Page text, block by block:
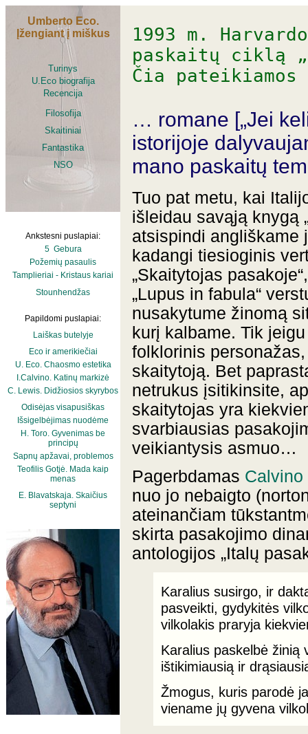
Umberto Eco.
Įžengiant į miškus
Turinys
U.Eco biografija
Recencija
Filosofija
Skaitiniai
Fantastika
NSO
Ankstesni puslapiai:
5 Gebura
Požemių pasaulis
Tamplieriai - Kristaus kariai
Stounhendžas
Papildomi puslapiai:
Laiškas butelyje
Eco ir amerikiečiai
U. Eco. Chaosmo estetika
I.Calvino. Katinų markizė
C. Lewis. Didžiosios skyrybos
Odisėjas visapusiškas
Išsigelbėjimas nuodėme
H. Toro. Gyvenimas be
principų
Sapnų apžavai, problemos
Teofilis Gotjė. Mada kaip
menas
E. Blavatskaja. Skaičius
septyni
1993 m.
paskaitų ciklą
Čia
… romane [„Jei
istorijoje
mano paskaitų
Tuo pat metu, kai
išleidau savąją knygą
atsispindi angliškame
kadangi tiesioginis
„Skaitytojas
„Lupus in fabula“
nusakytume žinomą
kurį kalbame. Tik
folklorinis
skaitytoją. Bet
netrukus įsitikinsite,
skaitytojas yra
svarbiausias
veikiantysis asmuo…
Pagerbdamas Calvino
nuo jo nebaigto
ateinančiam
skirta pasakojimo
antologijos „Italų
Karalius susirgo, ir
pasveikti, gydykitės
vilkolakis praryja
Karalius paskelbė žinią
ištikimiausią ir
Žmogus, kuris parodė
viename jų gyvena